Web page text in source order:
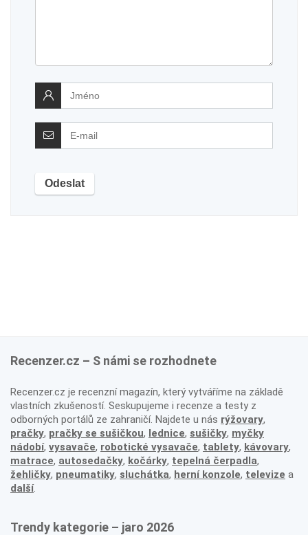
Recenzer.cz – S námi se rozhodnete
Recenzer.cz je recenzní magazín, který vytváříme na základě
vlastních zkušeností. Seskupujeme i recenze a testy z
odborných portálů ze zahraničí. Najdete u nás rýžovary,
pračky, pračky se sušičkou, lednice, sušičky, myčky
nádobí, vysavače, robotické vysavače, tablety, kávovary,
matrace, autosedačky, kočárky, tepelná čerpadla,
žehličky, pneumatiky, sluchátka, herní konzole, televize a
další.
Trendy kategorie – jaro 2026